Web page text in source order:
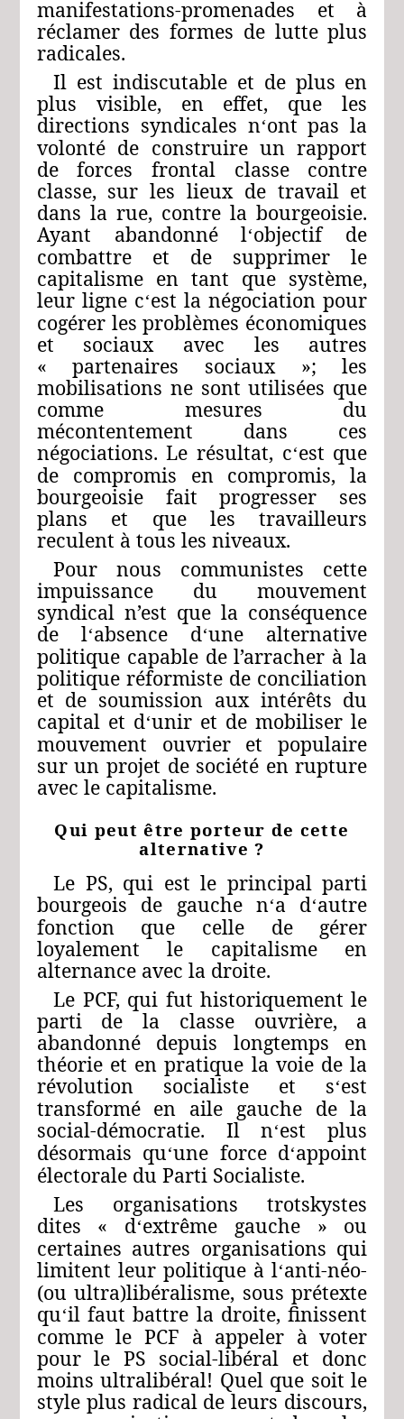
manifestations-promenades et à
réclamer des formes de lutte plus
radicales.
Il est indiscutable et de plus en
plus visible, en effet, que les
directions syndicales n‘ont pas la
volonté de construire un rapport
de forces frontal classe contre
classe, sur les lieux de travail et
dans la rue, contre la bourgeoisie.
Ayant abandonné l‘objectif de
combattre et de supprimer le
capitalisme en tant que système,
leur ligne c‘est la négociation pour
cogérer les problèmes économiques
et sociaux avec les autres
« partenaires sociaux »; les
mobilisations ne sont utilisées que
comme mesures du
mécontentement dans ces
négociations. Le résultat, c‘est que
de compromis en compromis, la
bourgeoisie fait progresser ses
plans et que les travailleurs
reculent à tous les niveaux.
Pour nous communistes cette
impuissance du mouvement
syndical n’est que la conséquence
de l‘absence d‘une alternative
politique capable de l’arracher à la
politique réformiste de conciliation
et de soumission aux intérêts du
capital et d‘unir et de mobiliser le
mouvement ouvrier et populaire
sur un projet de société en rupture
avec le capitalisme.
Qui peut être porteur de cette
alternative ?
Le PS, qui est le principal parti
bourgeois de gauche n‘a d‘autre
fonction que celle de gérer
loyalement le capitalisme en
alternance avec la droite.
Le PCF, qui fut historiquement le
parti de la classe ouvrière, a
abandonné depuis longtemps en
théorie et en pratique la voie de la
révolution socialiste et s‘est
transformé en aile gauche de la
social-démocratie. Il n‘est plus
désormais qu‘une force d‘appoint
électorale du Parti Socialiste.
Les organisations trotskystes
dites « d‘extrême gauche » ou
certaines autres organisations qui
limitent leur politique à l‘anti-néo-
(ou ultra)libéralisme, sous prétexte
qu‘il faut battre la droite, finissent
comme le PCF à appeler à voter
pour le PS social-libéral et donc
moins ultralibéral! Quel que soit le
style plus radical de leurs discours,